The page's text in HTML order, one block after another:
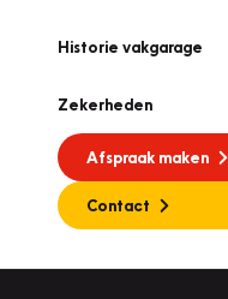
Historie vakgarage
Zekerheden
Afspraak maken
Contact